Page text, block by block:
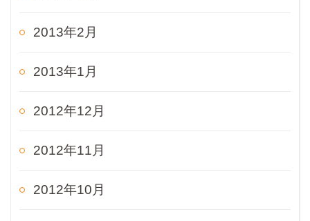
2013年2月
2013年1月
2012年12月
2012年11月
2012年10月